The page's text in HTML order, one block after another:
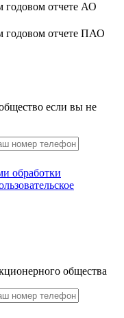
годовом отчете АО
годовом отчете ПАО
если вы не
обработки
общества